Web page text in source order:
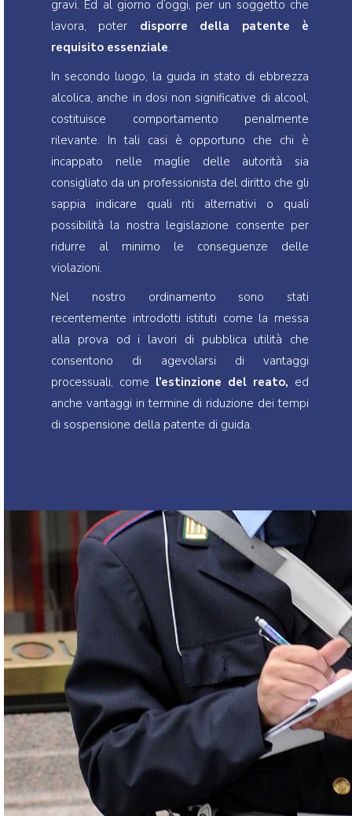
gravi. Ed al giorno d’oggi, per un soggetto che
lavora, poter disporre della patente è
requisito essenziale.
In secondo luogo, la guida in stato di ebbrezza
alcolica, anche in dosi non significative di alcool,
costituisce comportamento penalmente
rilevante. In tali casi è opportuno che chi è
incappato nelle maglie delle autorità sia
consigliato da un professionista del diritto che gli
sappia indicare quali riti alternativi o quali
possibilità la nostra legislazione consente per
ridurre al minimo le conseguenze delle
violazioni.
Nel nostro ordinamento sono stati
recentemente introdotti istituti come la messa
alla prova od i lavori di pubblica utilità che
consentono di agevolarsi di vantaggi
processuali, come l’estinzione del reato, ed
anche vantaggi in termine di riduzione dei tempi
di sospensione della patente di guida.